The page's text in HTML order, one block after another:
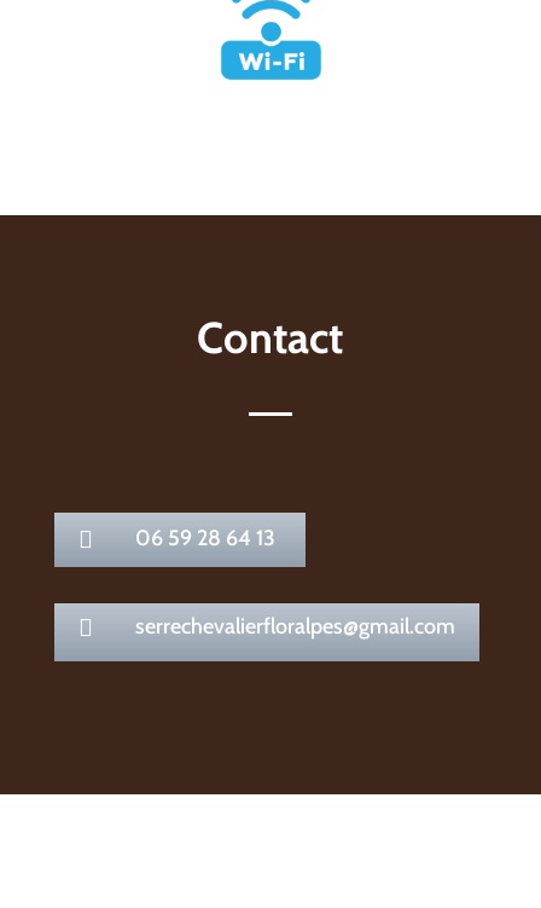
Contact
 06 59 28 64 13
 serrechevalierfloralpes@gmail.com